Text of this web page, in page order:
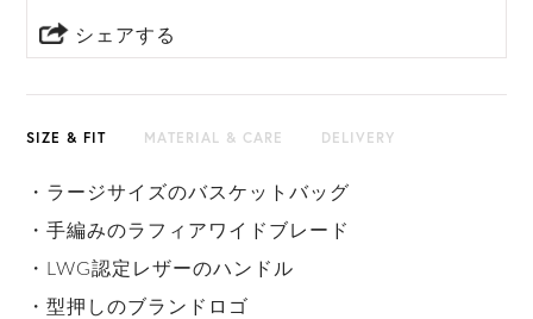
シェアする
SIZE & FIT MATERIAL & CARE DELIVERY
・ラージサイズのバスケットバッグ
・手編みのラフィアワイドブレード
・LWG認定レザーのハンドル
・型押しのブランドロゴ